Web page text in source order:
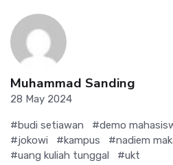
Muhammad Sanding
28 May 2024
#budi setiawan #demo
#jokowi
#kampus
#nadiem
#uang kuliah tunggal
#ukt